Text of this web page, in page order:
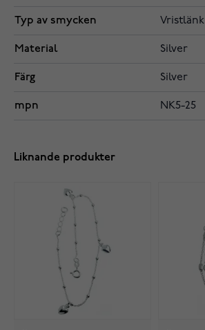
Typ av smycken Vristlänk
Material Silver
Färg Silver
mpn NK5-25
Liknande produkter